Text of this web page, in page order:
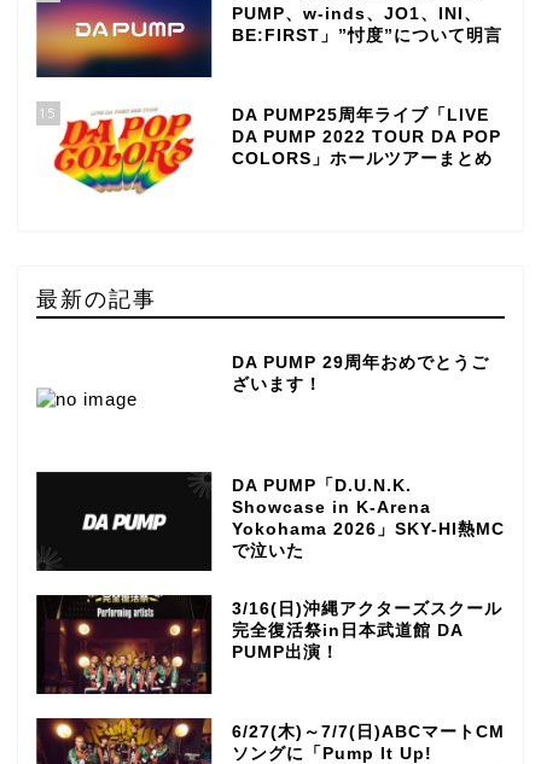
PUMP、w-inds、JO1、INI、
BE:FIRST」”忖度”について明言
15
DA PUMP25周年ライブ「LIVE
DA PUMP 2022 TOUR DA POP
COLORS」ホールツアーまとめ
最新の記事
DA PUMP 29周年おめでとうご
ざいます！
DA PUMP「D.U.N.K.
Showcase in K-Arena
Yokohama 2026」SKY-HI熱MC
で泣いた
3/16(日)沖縄アクターズスクール
完全復活祭in日本武道館 DA
PUMP出演！
6/27(木)～7/7(日)ABCマートCM
ソングに「Pump It Up!